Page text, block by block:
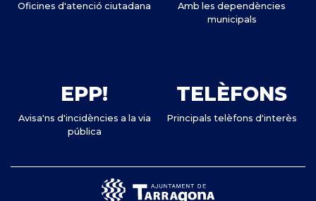
Oficines d'atenció ciutadana
Amb les dependències
municipals
EPP!
Avisa'ns d'incidències a la via
pública
TELÈFONS
Principals telèfons d'interès